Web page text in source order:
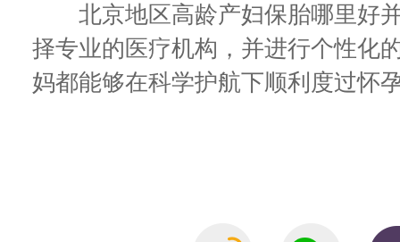
北京地区高龄产妇保胎哪里好并
择专业的医疗机构，并进行个性化
妈都能够在科学护航下顺利度过怀